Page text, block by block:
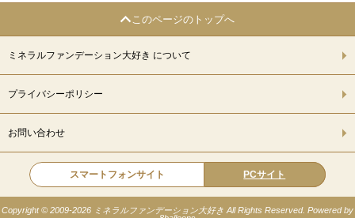
このページのトップへ
ミネラルファンデーション大好き について
プライバシーポリシー
お問い合わせ
スマートフォンサイト PCサイト
Copyright © 2009-2026 ミネラルファンデーション大好き All Rights Reserved. Powered by